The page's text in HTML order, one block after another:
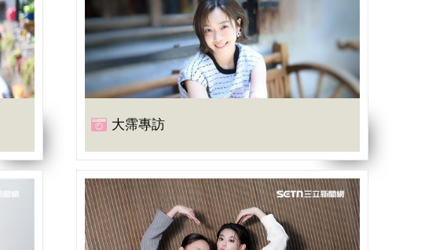
大霈專訪